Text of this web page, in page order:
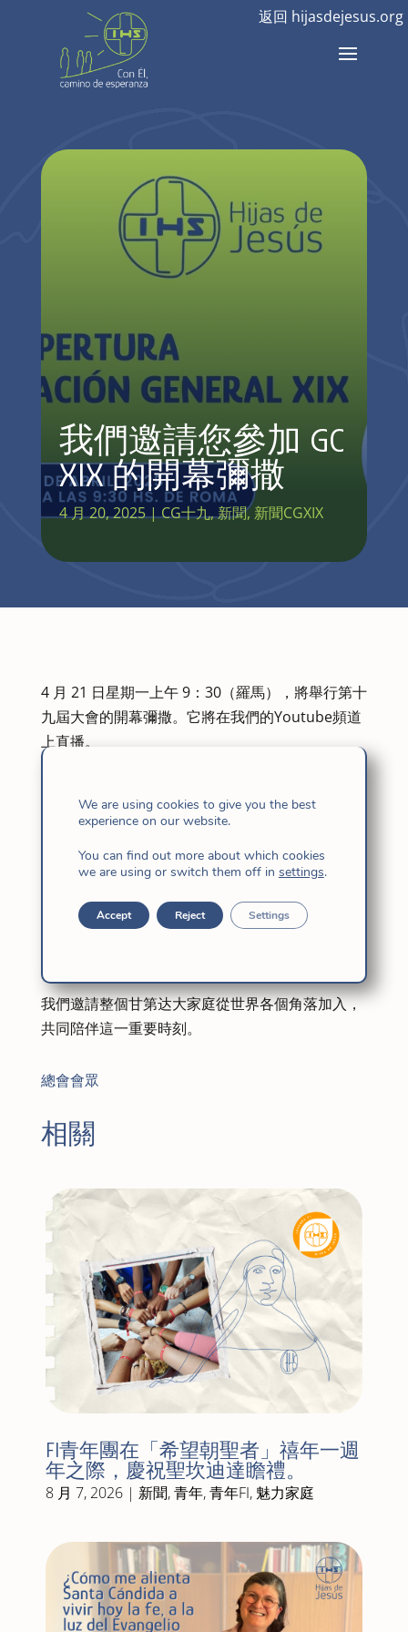
返回 hijasdejesus.org
我們邀請您參加 GC
XIX 的開幕彌撒
4 月 20, 2025|CG十九,新聞,新聞CGXIX
4 月 21 日星期一上午 9：30（羅馬），將舉行第十
九屆大會的開幕彌撒。它將在我們的Youtube頻道
上直播。
我們邀請整個甘第达大家庭從世界各個角落加入，
共同陪伴這一重要時刻。
總會會眾
相關
FI青年團在「希望朝聖者」禧年一週
年之際，慶祝聖坎迪達瞻禮。
8 月 7, 2026| 新聞,青年,青年FI, 魅力家庭
We are using cookies to give you the best
experience on our website.
You can find out more about which cookies
we are using or switch them off in settings.
Accept Reject Settings